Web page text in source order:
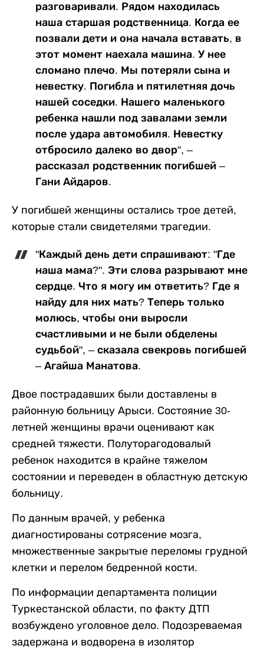
разговаривали. Рядом находилась
наша старшая родственница. Когда ее
позвали дети и она начала вставать, в
этот момент наехала машина. У нее
сломано плечо. Мы потеряли сына и
невестку. Погибла и пятилетняя дочь
нашей соседки. Нашего маленького
ребенка нашли под завалами земли
после удара автомобиля. Невестку
отбросило далеко во двор", –
рассказал родственник погибшей –
Гани Айдаров.
У погибшей женщины остались трое детей,
которые стали свидетелями трагедии.
"Каждый день дети спрашивают: "Где
наша мама?". Эти слова разрывают мне
сердце. Что я могу им ответить? Где я
найду для них мать? Теперь только
молюсь, чтобы они выросли
счастливыми и не были обделены
судьбой", – сказала свекровь погибшей
– Агайша Манатова.
Двое пострадавших были доставлены в
районную больницу Арыси. Состояние 30-
летней женщины врачи оценивают как
средней тяжести. Полуторагодовалый
ребенок находится в крайне тяжелом
состоянии и переведен в областную детскую
больницу.
По данным врачей, у ребенка
диагностированы сотрясение мозга,
множественные закрытые переломы грудной
клетки и перелом бедренной кости.
По информации департамента полиции
Туркестанской области, по факту ДТП
возбуждено уголовное дело. Подозреваемая
задержана и водворена в изолятор